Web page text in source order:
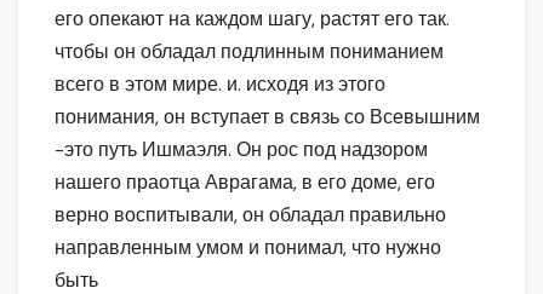
его опекают на каждом шагу, растят его так.
чтобы он обладал подлинным пониманием
всего в этом мире. и. исходя из этого
понимания, он вступает в связь со Всевышним
-это путь Ишмаэля. Он рос под надзором
нашего праотца Аврагама, в его доме, его
верно воспитывали, он обладал правильно
направленным умом и понимал, что нужно
быть